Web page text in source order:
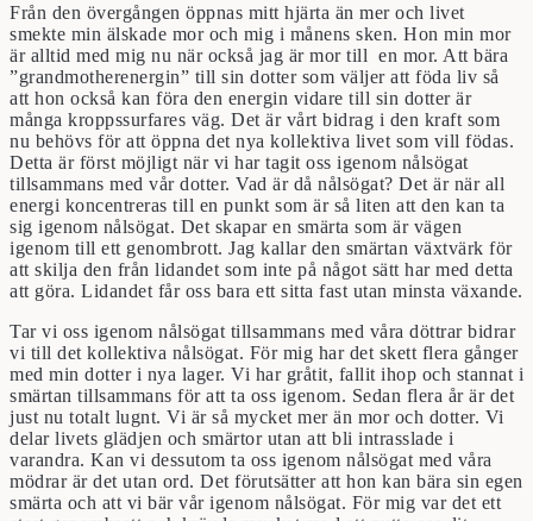
Från den övergången öppnas mitt hjärta än mer och livet
smekte min älskade mor och mig i månens sken. Hon min mor
är alltid med mig nu när också jag är mor till en mor. Att bära
”grandmotherenergin” till sin dotter som väljer att föda liv så
att hon också kan föra den energin vidare till sin dotter är
många kroppssurfares väg. Det är vårt bidrag i den kraft som
nu behövs för att öppna det nya kollektiva livet som vill födas.
Detta är först möjligt när vi har tagit oss igenom nålsögat
tillsammans med vår dotter. Vad är då nålsögat? Det är när all
energi koncentreras till en punkt som är så liten att den kan ta
sig igenom nålsögat. Det skapar en smärta som är vägen
igenom till ett genombrott. Jag kallar den smärtan växtvärk för
att skilja den från lidandet som inte på något sätt har med detta
att göra. Lidandet får oss bara ett sitta fast utan minsta växande.
Tar vi oss igenom nålsögat tillsammans med våra döttrar bidrar
vi till det kollektiva nålsögat. För mig har det skett flera gånger
med min dotter i nya lager. Vi har gråtit, fallit ihop och stannat i
smärtan tillsammans för att ta oss igenom. Sedan flera år är det
just nu totalt lugnt. Vi är så mycket mer än mor och dotter. Vi
delar livets glädjen och smärtor utan att bli intrasslade i
varandra. Kan vi dessutom ta oss igenom nålsögat med våra
mödrar är det utan ord. Det förutsätter att hon kan bära sin egen
smärta och att vi bär vår igenom nålsögat. För mig var det ett